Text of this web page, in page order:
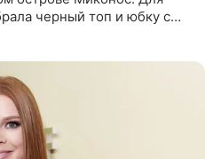
черный топ и юбку с